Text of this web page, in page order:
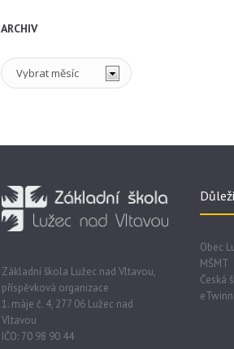
ARCHIV
Archiv
Základní škola Lužec nad Vltavou,
příspěvková organizace
1. máje č. 4, 277 06 Lužec nad
Vltavou
IČO: 70 98 90 44
Obec
MŠMT
Česká